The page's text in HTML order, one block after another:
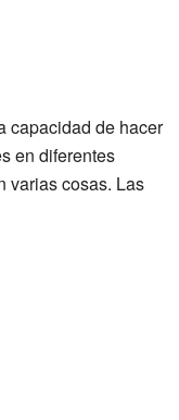
capacidad de hacer
en diferentes
varias cosas. Las